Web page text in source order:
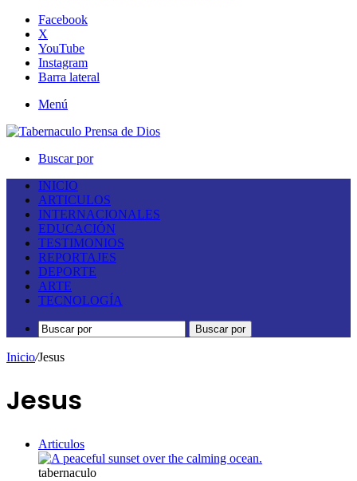
Facebook
X
YouTube
Instagram
Barra lateral
Menú
Buscar por
INICIO
ARTICULOS
INTERNACIONALES
EDUCACIÓN
TESTIMONIOS
REPORTAJES
DEPORTE
ARTE
TECNOLOGÍA
Buscar por
Inicio/Jesus
Jesus
Articulos
tabernaculo